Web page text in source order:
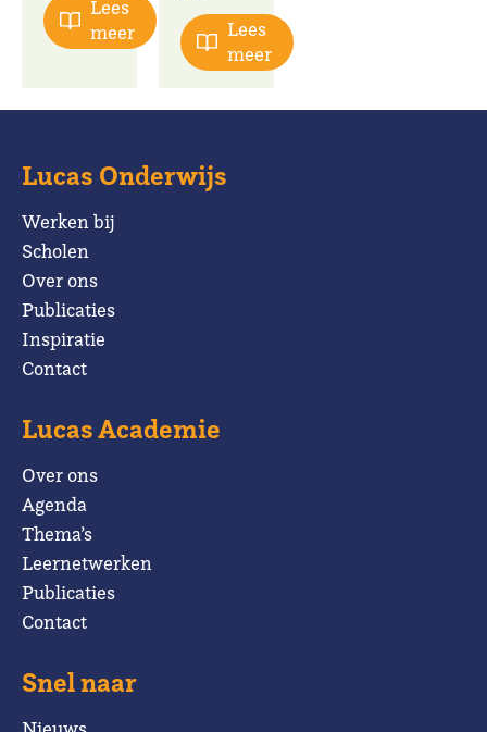
Lees
meer
Lees
meer
Lucas Onderwijs
Werken bij
Scholen
Over ons
Publicaties
Inspiratie
Contact
Lucas Academie
Over ons
Agenda
Thema’s
Leernetwerken
Publicaties
Contact
Snel naar